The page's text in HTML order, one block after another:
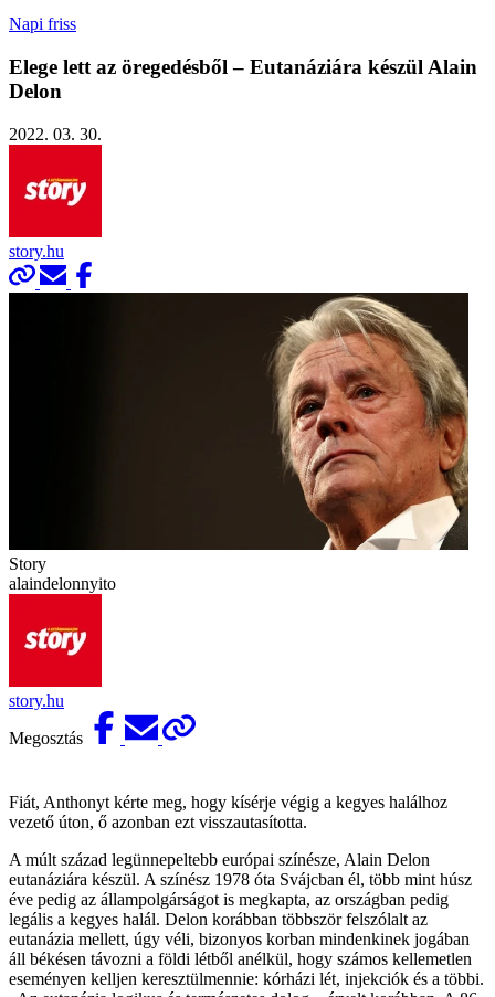
Napi friss
Elege lett az öregedésből – Eutanáziára készül Alain
Delon
2022. 03. 30.
story.hu
Story
alaindelonnyito
story.hu
Megosztás
Fiát, Anthonyt kérte meg, hogy kísérje végig a kegyes halálhoz
vezető úton, ő azonban ezt visszautasította.
A múlt század legünnepeltebb európai színésze, Alain Delon
eutanáziára készül. A színész 1978 óta Svájcban él, több mint húsz
éve pedig az állampolgárságot is megkapta, az országban pedig
legális a kegyes halál. Delon korábban többször felszólalt az
eutanázia mellett, úgy véli, bizonyos korban mindenkinek jogában
áll békésen távozni a földi létből anélkül, hogy számos kellemetlen
eseményen kelljen keresztülmennie: kórházi lét, injekciók és a többi.